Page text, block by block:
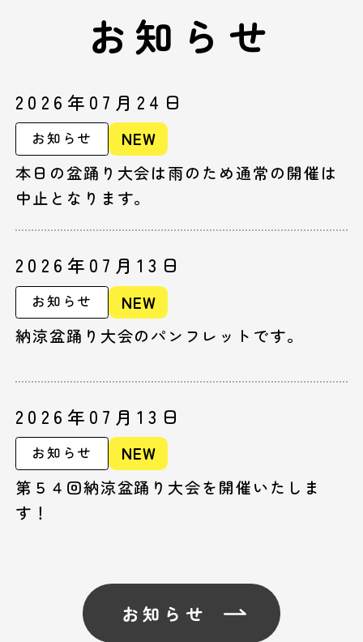
お知らせ
2026年07月24日
お知らせ
NEW
本日の盆踊り大会は雨のため通常の開催は
中止となります。
2026年07月13日
お知らせ
NEW
納涼盆踊り大会のパンフレットです。
2026年07月13日
お知らせ
NEW
第５４回納涼盆踊り大会を開催いたしま
す！
お知らせ